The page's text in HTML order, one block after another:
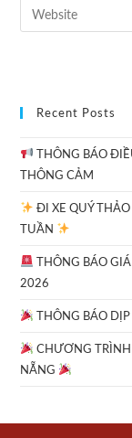
Recent Posts
THÔNG BÁO
THÔNG CẢM
ĐI XE QUÝ
TUẦN
THÔNG BÁO
2026
THÔNG BÁO
CHƯƠNG
NẴNG